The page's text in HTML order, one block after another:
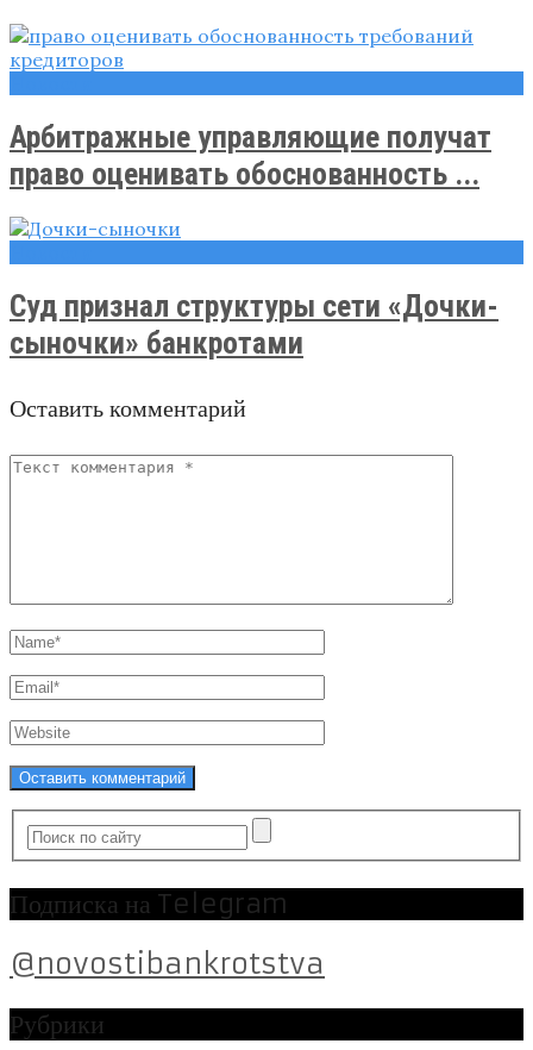
Арбитражные управляющие получат
право оценивать обоснованность ...
Суд признал структуры сети «Дочки-
сыночки» банкротами
Оставить комментарий
Подписка на Telegram
@novostibankrotstva
Рубрики